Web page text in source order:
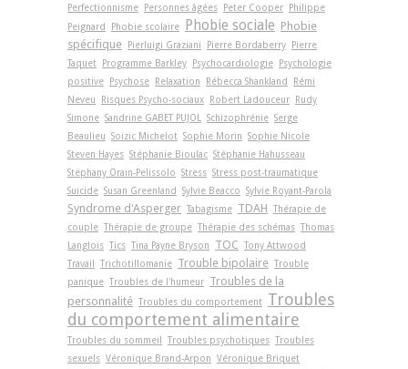
Perfectionnisme Personnes âgées Peter Cooper Philippe
Peignard
Phobie scolaire Phobie sociale Phobie
spécifique Pierluigi Graziani Pierre Bordaberry Pierre
Taquet Programme Barkley Psychocardiologie Psychologie
positive Psychose Relaxation Rébecca Shankland
Rémi
Neveu
Risques Psycho-sociaux Robert Ladouceur Rudy
Simone Sandrine GABET PUJOL Schizophrénie Serge
Beaulieu Soizic Michelot Sophie Morin Sophie Nicole
Steven Hayes Stéphanie Bioulac Stéphanie Hahusseau
Stéphany Orain-Pelissolo Stress Stress post-traumatique
Suicide Susan Greenland Sylvie Beacco Sylvie Royant-Parola
Syndrome d'Asperger Tabagisme TDAH Thérapie de
couple Thérapie de groupe Thérapie des schémas Thomas
Langlois Tics Tina Payne Bryson TOC Tony Attwood
Travail Trichotillomanie Trouble bipolaire Trouble
panique Troubles de l'humeur Troubles de la
personnalité Troubles du comportement Troubles
du comportement alimentaire
Troubles du sommeil Troubles psychotiques Troubles
sexuels Véronique Brand-Arpon Véronique Briquet